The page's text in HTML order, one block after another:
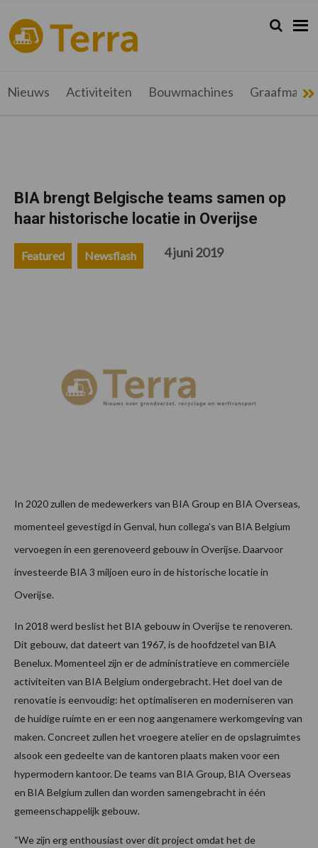
de
hoofdnavigatie
de
hoofd
inhoud
de
eerste
sidebar
de
voettekst
terramag.be
Alles
over
en
Zoeken...
Zoek
Nieuws Activiteiten Bouwmachines
BIA brengt Belgische teams samen op
haar historische locatie in Overijse
Featured Newsflash 4 juni 2019
In 2020 zullen de medewerkers van BIA Group en BIA Overseas,
momenteel gevestigd in Genval, hun collega’s van BIA Belgium
vervoegen in een gerenoveerd gebouw in Overijse. Daarvoor
investeerde BIA 3 miljoen euro in de historische locatie in
Overijse.
In 2018 werd beslist het BIA gebouw in Overijse te renoveren.
Dit gebouw, dat dateert van 1967, is de hoofdzetel van BIA
Benelux. Momenteel zijn er de administratieve en commerciële
activiteiten van BIA Belgium ondergebracht. Het doel van de
renovatie is eenvoudig: het optimaliseren en moderniseren van
de huidige ruimte en er een nog aangenamere werkomgeving van
maken. Concreet zullen het vroegere atelier en de opslagruimtes
alsook een gedeelte van de kantoren plaats maken voor een
hypermodern kantoor. De teams van BIA Group, BIA Overseas
en BIA Belgium zullen dan worden samengebracht in één
gemeenschappelijk gebouw.
“We zijn erg enthousiast over dit project omdat het de